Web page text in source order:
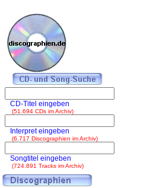
CD-Titel eingeben
(51.694 CDs im Archiv)
Interpret eingeben
(6.717 Discographien im Archiv)
Songtitel eingeben
(724.891 Tracks im Archiv)